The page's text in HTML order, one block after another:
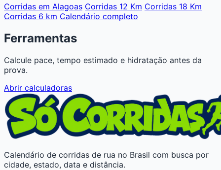
Corridas em Alagoas Corridas 12 Km Corridas 18 Km
Corridas 6 km Calendário completo
Ferramentas
Calcule pace, tempo estimado e hidratação antes da
prova.
Abrir calculadoras
Calendário de corridas de rua no Brasil com busca por
cidade, estado, data e distância.